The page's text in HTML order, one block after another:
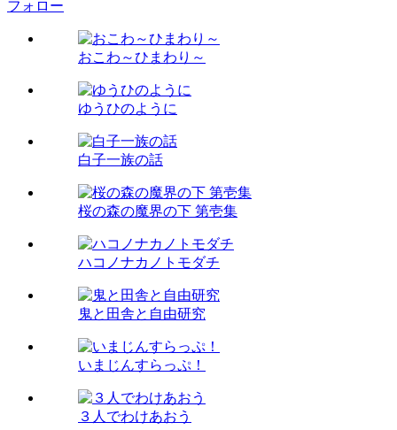
フォロー
おこわ～ひまわり～
ゆうひのように
白子一族の話
桜の森の魔界の下 第壱集
ハコノナカノトモダチ
鬼と田舎と自由研究
いまじんすらっぷ！
３人でわけあおう